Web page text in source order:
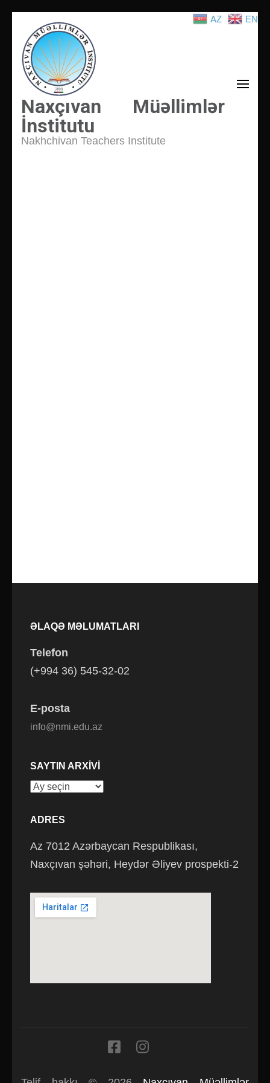
atla
(Enter
tuşuna
basın)
Naxçıvan Müəllimlər
İnstitutu
Nakhchivan Teachers Institute
ƏLAQƏ MƏLUMATLARI
Telefon
(+994 36) 545-32-02
E-posta
info@nmi.edu.az
SAYTIN ARXIVI
Saytın
ADRES
Az 7012 Azərbaycan Respublikası,
Naxçıvan şəhəri, Heydər Əliyev prospekti-2
AZ EN